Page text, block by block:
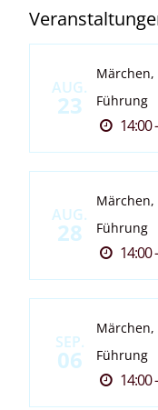
AUG.
23
Märchen,
Führung
14:00
AUG.
28
Märchen,
Führung
14:00
SEP.
06
Märchen,
Führung
14:00